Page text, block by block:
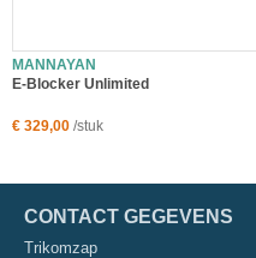
MANNAYAN
E-Blocker Unlimited
€ 329,00 /stuk
CONTACT GEGEVENS
Trikomzap